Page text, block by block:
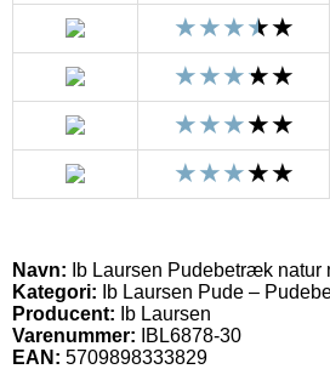
Navn: Ib Laursen Pudebetræk natur
Kategori: Ib Laursen Pude –
Producent:
Ib Laursen
Varenummer:
IBL6878-30
EAN: 5709898333829